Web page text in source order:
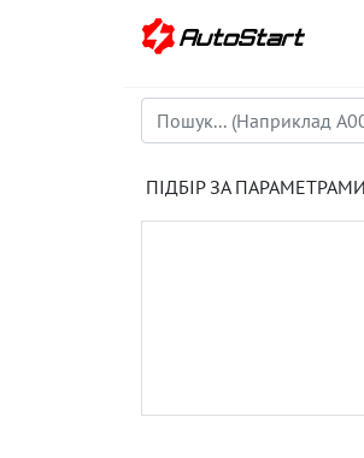
ПІДБІР ЗА ПАРАМЕТРАМИ